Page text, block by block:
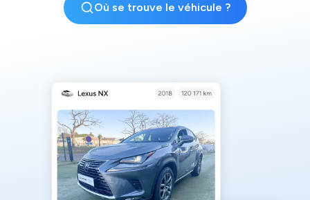
Où se trouve le véhicule ?